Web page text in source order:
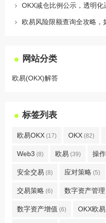
网站分类
欧易(OKX)解答
标签列表
欧易OKX (17) OKX (82)
Web3 (8) 欧易 (39) 操
安全交易 (8) 应对策略 (5)
交易策略 (6) 数字资产管理
数字资产增值 (6) OKX欧易